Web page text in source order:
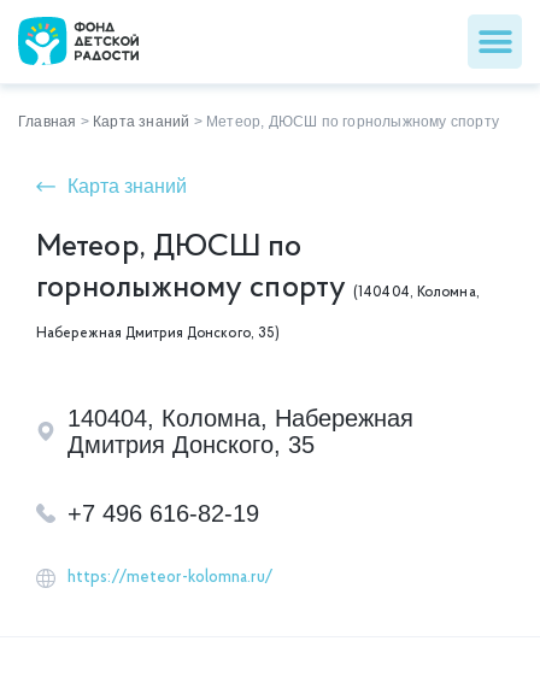
Главная > Карта знаний > Метеор, ДЮСШ по горнолыжному спорту
Карта знаний
Метеор, ДЮСШ по
горнолыжному спорту(140404, Коломна,
Набережная Дмитрия Донского, 35)
140404, Коломна, Набережная
Дмитрия Донского, 35
+7 496 616-82-19
https://meteor-kolomna.ru/